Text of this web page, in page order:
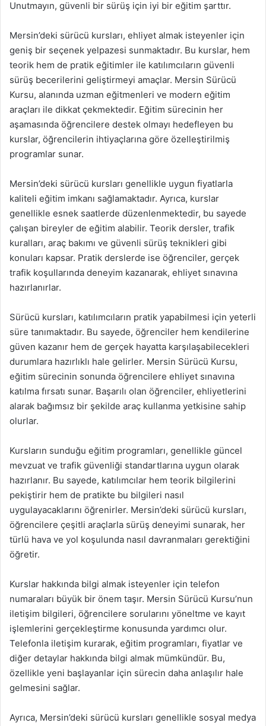
Unutmayın, güvenli bir sürüş için iyi bir eğitim şarttır.
Mersin’deki sürücü kursları, ehliyet almak isteyenler için
geniş bir seçenek yelpazesi sunmaktadır. Bu kurslar, hem
teorik hem de pratik eğitimler ile katılımcıların güvenli
sürüş becerilerini geliştirmeyi amaçlar. Mersin Sürücü
Kursu, alanında uzman eğitmenleri ve modern eğitim
araçları ile dikkat çekmektedir. Eğitim sürecinin her
aşamasında öğrencilere destek olmayı hedefleyen bu
kurslar, öğrencilerin ihtiyaçlarına göre özelleştirilmiş
programlar sunar.
Mersin’deki sürücü kursları genellikle uygun fiyatlarla
kaliteli eğitim imkanı sağlamaktadır. Ayrıca, kurslar
genellikle esnek saatlerde düzenlenmektedir, bu sayede
çalışan bireyler de eğitim alabilir. Teorik dersler, trafik
kuralları, araç bakımı ve güvenli sürüş teknikleri gibi
konuları kapsar. Pratik derslerde ise öğrenciler, gerçek
trafik koşullarında deneyim kazanarak, ehliyet sınavına
hazırlanırlar.
Sürücü kursları, katılımcıların pratik yapabilmesi için yeterli
süre tanımaktadır. Bu sayede, öğrenciler hem kendilerine
güven kazanır hem de gerçek hayatta karşılaşabilecekleri
durumlara hazırlıklı hale gelirler. Mersin Sürücü Kursu,
eğitim sürecinin sonunda öğrencilere ehliyet sınavına
katılma fırsatı sunar. Başarılı olan öğrenciler, ehliyetlerini
alarak bağımsız bir şekilde araç kullanma yetkisine sahip
olurlar.
Kursların sunduğu eğitim programları, genellikle güncel
mevzuat ve trafik güvenliği standartlarına uygun olarak
hazırlanır. Bu sayede, katılımcılar hem teorik bilgilerini
pekiştirir hem de pratikte bu bilgileri nasıl
uygulayacaklarını öğrenirler. Mersin’deki sürücü kursları,
öğrencilere çeşitli araçlarla sürüş deneyimi sunarak, her
türlü hava ve yol koşulunda nasıl davranmaları gerektiğini
öğretir.
Kurslar hakkında bilgi almak isteyenler için telefon
numaraları büyük bir önem taşır. Mersin Sürücü Kursu’nun
iletişim bilgileri, öğrencilere sorularını yöneltme ve kayıt
işlemlerini gerçekleştirme konusunda yardımcı olur.
Telefonla iletişim kurarak, eğitim programları, fiyatlar ve
diğer detaylar hakkında bilgi almak mümkündür. Bu,
özellikle yeni başlayanlar için sürecin daha anlaşılır hale
gelmesini sağlar.
Ayrıca, Mersin’deki sürücü kursları genellikle sosyal medya